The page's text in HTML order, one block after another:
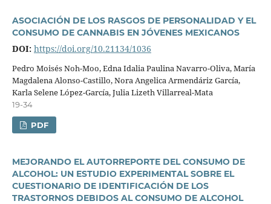
ASOCIACIÓN DE LOS RASGOS DE PERSONALIDAD Y EL
CONSUMO DE CANNABIS EN JÓVENES MEXICANOS
DOI: https://doi.org/10.21134/1036
Pedro Moisés Noh-Moo, Edna Idalia Paulina Navarro-Oliva, Marí­a
Magdalena Alonso-Castillo, Nora Angelica Armendáriz Garcí­a,
Karla Selene López-Garcí­a, Julia Lizeth Villarreal-Mata
19-34
PDF
MEJORANDO EL AUTORREPORTE DEL CONSUMO DE
ALCOHOL: UN ESTUDIO EXPERIMENTAL SOBRE EL
CUESTIONARIO DE IDENTIFICACIÓN DE LOS
TRASTORNOS DEBIDOS AL CONSUMO DE ALCOHOL